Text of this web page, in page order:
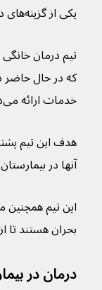
یکی از گزینه‌های درمانی تماس با تیم درمان خانگی است.
تیم درمان
که در حال حاضر
خدمات ارائه می‌دهند.
هدف این تیم
آنها در
بحران هستند تا از وقوع
درمان در